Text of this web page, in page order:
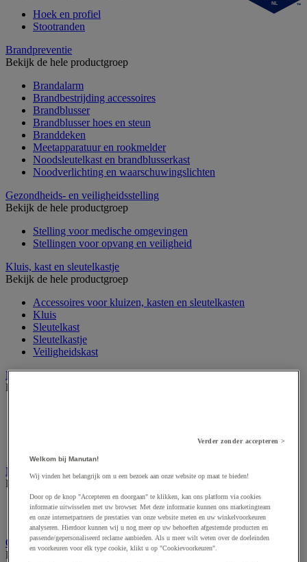
Hoek en profiel
Stootranden
Brandpreventie
Bekijk de hele productgroep
Brandalarm
Brandbestrijding accessoires
Brandblusser
Brandblusser hoes en steun
Branddeken
Meetapparatuur en rookmelder
Noodsleutelkast en brandblusserkast
Noodverlichting en waarschuwingslichten
Gezondheids- en veiligheidsstelling
Bekijk de hele productgroep
Stelling voor medische omgevingen
Stellingen voor opvang en veiligheid
Kluis, kast en sleutelkastje
Bekijk de hele productgroep
Accessoires voor kluizen, kasten en sleutelkasten
Kluis
Sleutelkast
Sleutelkastje
Veiligheidskast
Medische apparatuur en meubilair
Bekijk de hele productgroep
Medische hulpmiddelen en oefentherapie
Bekijk de hele productgroep
Elektrostimulatie en echografie
Revalidatie
Opvangbak en opvangmaterieel
Bekijk de hele productgroep
NL
Verder zonder accepteren >
Welkom bij Manutan!
Wij vinden het belangrijk om u een bezoek aan onze website op maat te bieden!
Door op de knop "Accepteren en doorgaan" te klikken, kan ons platform via cookies
informatie uitwisselen met uw browser. Met deze informatie kunnen ons marketingteam
en onze internetpartners de prestaties van onze website meten en uw winkelvoorkeuren
analyseren. Hierdoor kunnen wij u nog meer op uw behoeften afgestemde producten en
passende/gepersonaliseerd reclame aanbieden. Als u meer wilt weten over de doeleinden
en voorkeuren voor elk type cookie, klikt u op "Cookievoorkeuren".